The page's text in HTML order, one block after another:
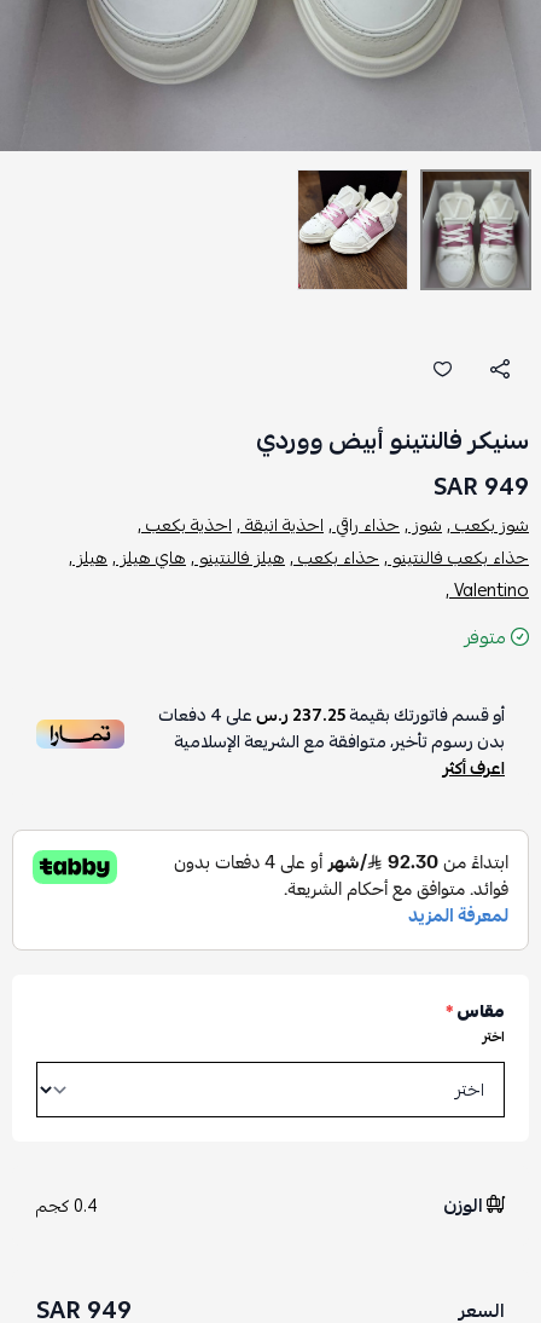
سنيكر فالنتينو أبيض ووردي
949 SAR
شوز بكعب ,شوز ,حذاء راقي ,احذية انيقة ,احذية بكعب ,
حذاء بكعب فالنتينو ,حذاء بكعب ,هيلز فالنتينو ,هاي هيلز ,هيلز ,
Valentino ,
متوفر
أو قسم فاتورتك بقيمة237.25 ر.س على4دفعات
بدون رسوم تأخير، متوافقة مع الشريعة الإسلامية
اعرف أكثر
مقاس*
اختر
الوزن 0.4 كجم
السعر 949 SAR